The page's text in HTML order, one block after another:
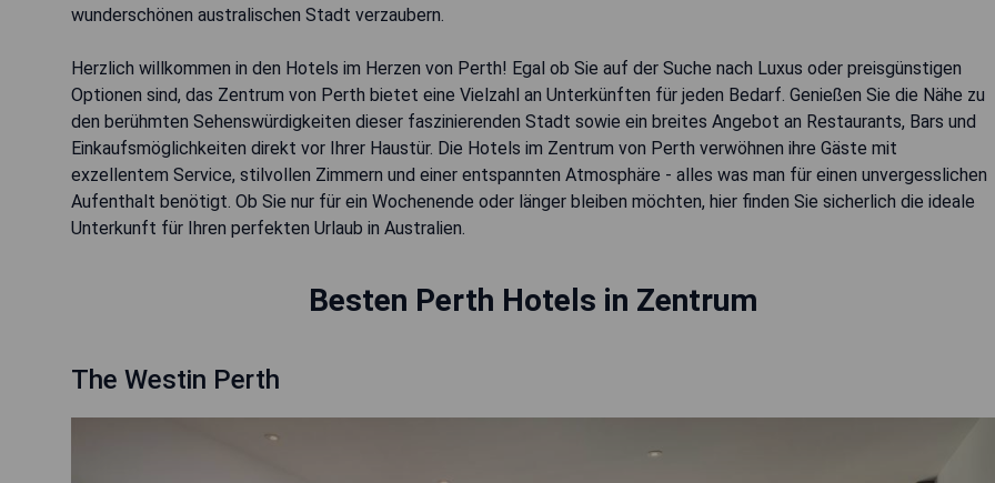
wunderschönen australischen Stadt verzaubern.
Herzlich willkommen in den Hotels im Herzen von Perth! Egal ob Sie auf der Suche nach Luxus oder preisgünstigen
Optionen sind, das Zentrum von Perth bietet eine Vielzahl an Unterkünften für jeden Bedarf. Genießen Sie die Nähe zu
den berühmten Sehenswürdigkeiten dieser faszinierenden Stadt sowie ein breites Angebot an Restaurants, Bars und
Einkaufsmöglichkeiten direkt vor Ihrer Haustür. Die Hotels im Zentrum von Perth verwöhnen ihre Gäste mit
exzellentem Service, stilvollen Zimmern und einer entspannten Atmosphäre - alles was man für einen unvergesslichen
Aufenthalt benötigt. Ob Sie nur für ein Wochenende oder länger bleiben möchten, hier finden Sie sicherlich die ideale
Unterkunft für Ihren perfekten Urlaub in Australien.
Besten Perth Hotels in Zentrum
The Westin Perth